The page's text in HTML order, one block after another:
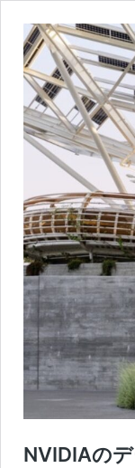
NVIDIAの